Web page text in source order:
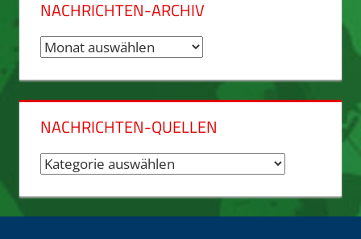
NACHRICHTEN-ARCHIV
Nachrichten-
NACHRICHTEN-QUELLEN
Nachrichten-